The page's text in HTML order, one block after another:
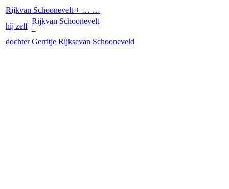
Rijkvan Schoonevelt + … …
hij zelf
Rijkvan Schoonevelt
–
dochter Gerritje Rijksevan Schooneveld